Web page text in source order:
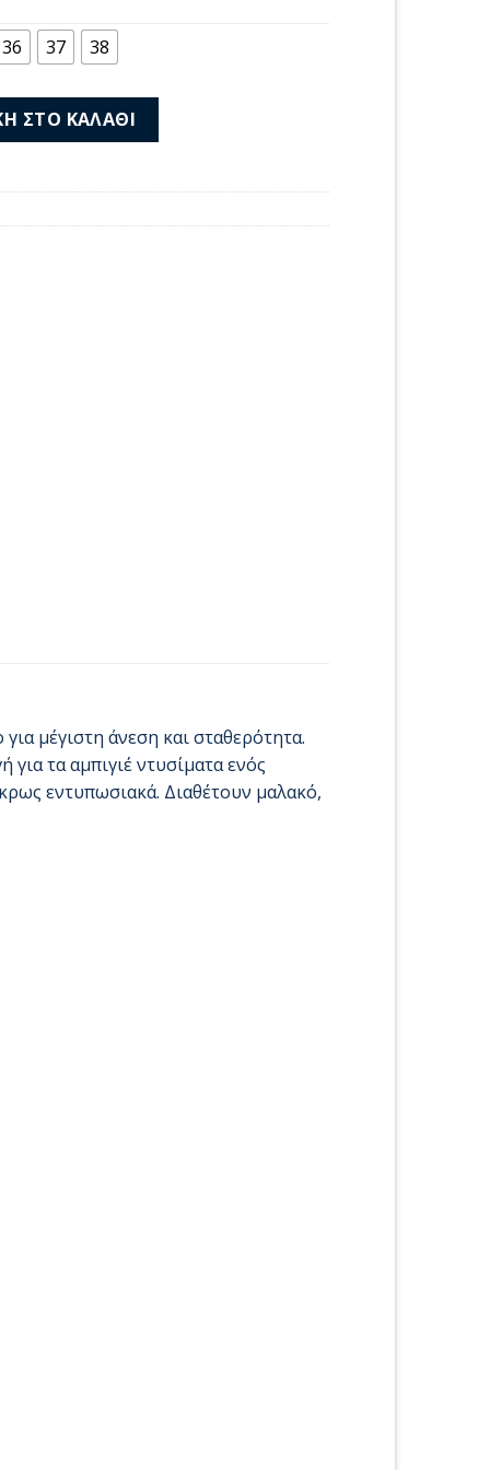
€.
36 37 38
025 ποσότητα
ΣΤΟ ΚΑΛΆΘΙ
μέγιστη άνεση και σταθερότητα.
τα αμπιγιέ ντυσίματα ενός
εντυπωσιακά. Διαθέτουν μαλακό,